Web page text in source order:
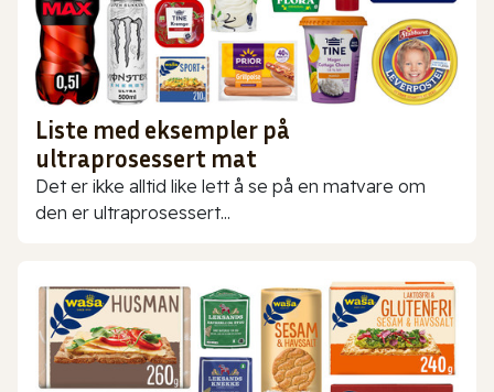
Liste med eksempler på
ultraprosessert mat
Det er ikke alltid like lett å se på en matvare om
den er ultraprosessert...